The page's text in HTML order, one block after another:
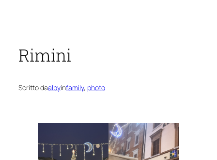
Rimini
Scritto daalbyinfamily, photo